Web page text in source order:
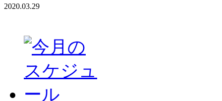
2020.03.29